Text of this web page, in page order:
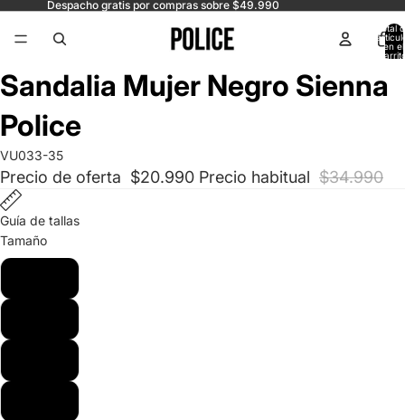
Despacho gratis por compras sobre $49.990
Total
en el
Abrir
imagen
a
pantalla
completa
Abrir
imagen
a
pantalla
completa
Abrir
imagen
a
pantalla
completa
Abrir
imagen
a
pantalla
completa
Sandalia Mujer Negro Sienna
Police
VU033-35
Precio de oferta $20.990 Precio habitual $34.990
Guía de tallas
Tamaño